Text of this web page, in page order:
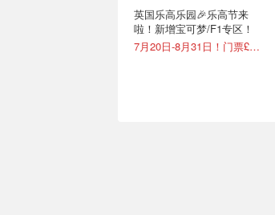
英国乐高乐园🎉乐高节来
啦！新增宝可梦/F1专区！
7月20日-8月31日！门票£34